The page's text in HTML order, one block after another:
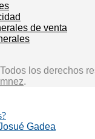
de venta
los derechos
.
Gadea